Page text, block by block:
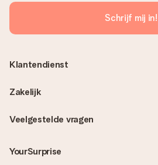
Schrijf mij in!
Veelgestelde vragen
YourSurprise
Klantendienst
Zakelijk